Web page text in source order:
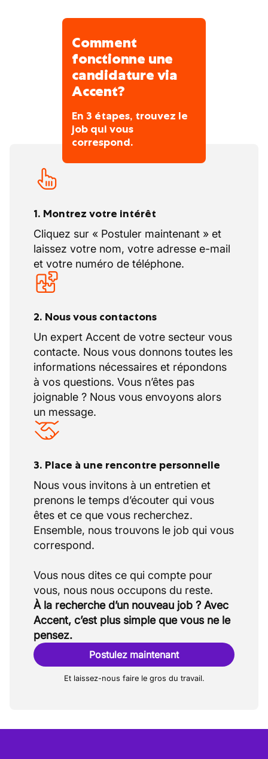
Comment
fonctionne une
candidature via
Accent?
En 3 étapes, trouvez le
job qui vous
correspond.
1. Montrez votre intérêt
Cliquez sur « Postuler maintenant » et
laissez votre nom, votre adresse e-mail
et votre numéro de téléphone.
2. Nous vous contactons
Un expert Accent de votre secteur vous
contacte. Nous vous donnons toutes les
informations nécessaires et répondons
à vos questions. Vous n’êtes pas
joignable ? Nous vous envoyons alors
un message.
3. Place à une rencontre personnelle
Nous vous invitons à un entretien et
prenons le temps d’écouter qui vous
êtes et ce que vous recherchez.
Ensemble, nous trouvons le job qui vous
correspond.
Vous nous dites ce qui compte pour
À la recherche d’un nouveau job ? Avec
Accent, c’est plus simple que vous ne le
pensez.
Postulez maintenant
Et laissez-nous faire le gros du travail.